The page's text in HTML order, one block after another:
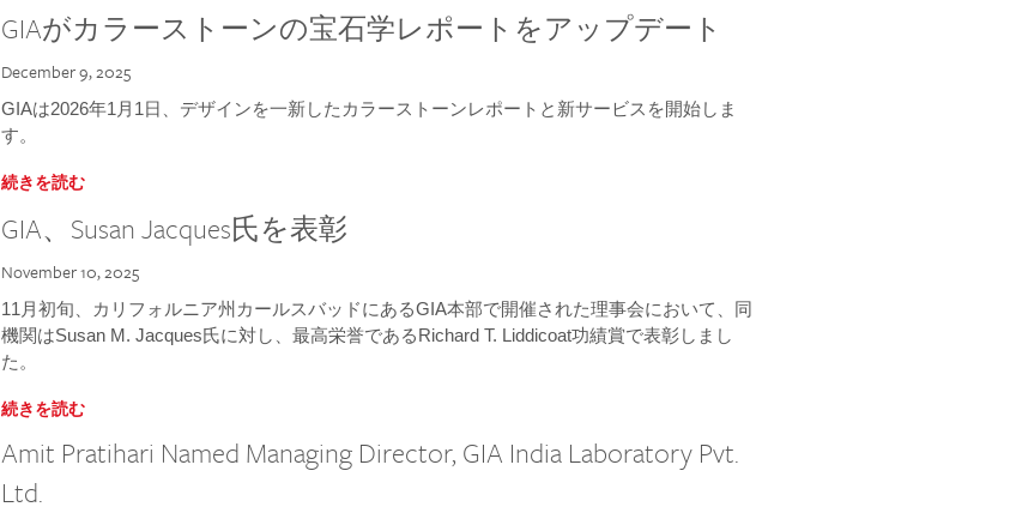
GIAがカラーストーンの宝石学レポートをアップデート
December 9, 2025
GIAは2026年1月1日、デザインを一新したカラーストーンレポートと新サービスを開始しま
す。
続きを読む
GIA、Susan Jacques氏を表彰
November 10, 2025
11月初旬、カリフォルニア州カールスバッドにあるGIA本部で開催された理事会において、同
機関はSusan M. Jacques氏に対し、最高栄誉であるRichard T. Liddicoat功績賞で表彰しまし
た。
続きを読む
Amit Pratihari Named Managing Director, GIA India Laboratory Pvt.
Ltd.